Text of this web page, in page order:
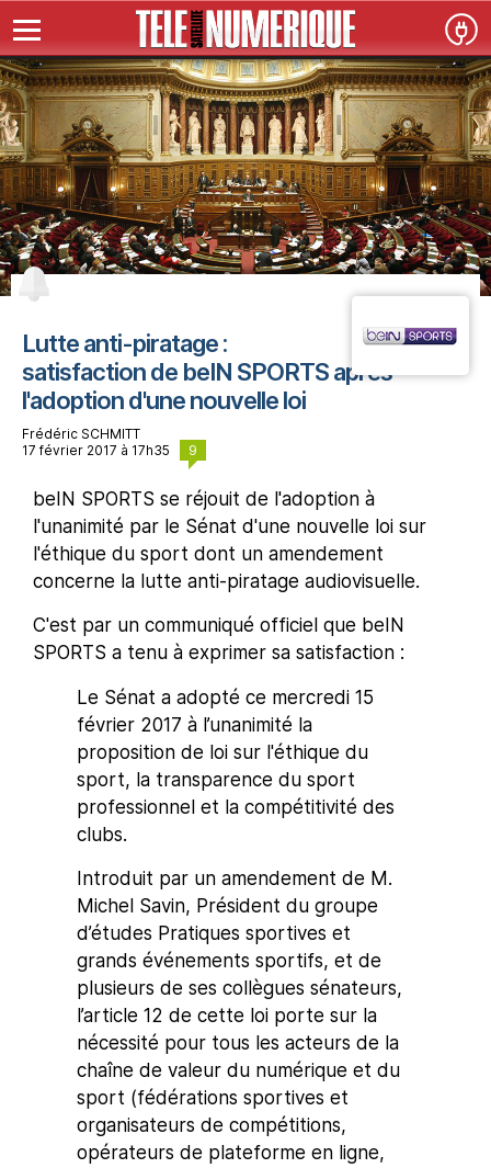
Lutte anti-piratage :
satisfaction de beIN SPORTS après
l'adoption d'une nouvelle loi
Frédéric SCHMITT
17 février 2017 à 17h35
9
beIN SPORTS se réjouit de l'adoption à
l'unanimité par le Sénat d'une nouvelle loi sur
l'éthique du sport dont un amendement
concerne la lutte anti-piratage audiovisuelle.
C'est par un communiqué officiel que beIN
SPORTS a tenu à exprimer sa satisfaction :
Le Sénat a adopté ce mercredi 15
février 2017 à l’unanimité la
proposition de loi sur l'éthique du
sport, la transparence du sport
professionnel et la compétitivité des
clubs.
Introduit par un amendement de M.
Michel Savin, Président du groupe
d’études Pratiques sportives et
grands événements sportifs, et de
plusieurs de ses collègues sénateurs,
l’article 12 de cette loi porte sur la
nécessité pour tous les acteurs de la
chaîne de valeur du numérique et du
sport (fédérations sportives et
organisateurs de compétitions,
opérateurs de plateforme en ligne,